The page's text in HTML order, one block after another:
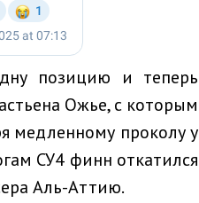
позицию и теперь
Ожье, с которым
медленному проколу у
СУ4 финн откатился
Аль-Аттию.